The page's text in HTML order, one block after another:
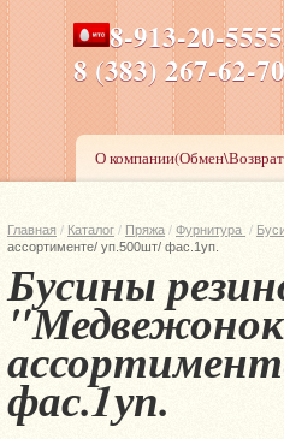
8-913-20-
8 (383) 267-
ПН-ПТ 8-17,СБ-ВС 9-
О
Главная / Каталог / Пряжа / Фурнитура /
ассортименте/ уп.500шт/ фас.1уп.
Бусины
фас.1уп.